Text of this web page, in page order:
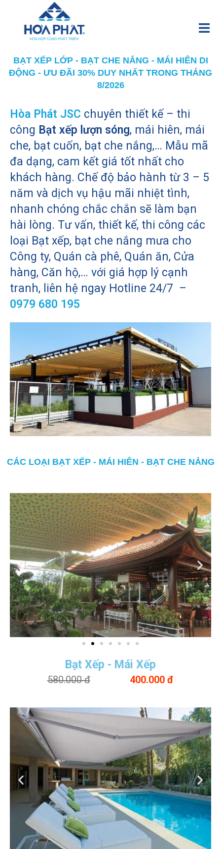
BẠT XẾP LỚP - BẠT CHE NẮNG - MÁI HIÊN DI
ĐỘNG - ƯU ĐÃI 30% DUY NHẤT TRONG THÁNG
8/2026
Hòa Phát JSC chuyên thiết kế – thi
công Bạt xếp lượn sóng, mái hiên, mái
che, bạt cuốn, bạt che nắng,… Mẫu mã
đa dạng, cam kết giá tốt nhất cho
khách hàng. Chế độ bảo hành từ 3 – 5
năm và dịch vụ hậu mãi nhiệt tình,
nhanh chóng chắc chắn sẽ làm bạn
hài lòng. Tư vấn, thiết kế, thi công các
loại Bạt xếp, bạt che nắng mưa cho
Công ty, Quán cà phê, Quán ăn, Cửa
hàng, Căn hộ,… với giá hợp lý cạnh
tranh, liên hệ ngay Hotline 24/7 –
0979 680 195
CÁC LOẠI BẠT XẾP - MÁI HIÊN - BẠT CHE NẮNG
Bạt Xếp - Mái Xếp
580.000 đ 400.000 đ